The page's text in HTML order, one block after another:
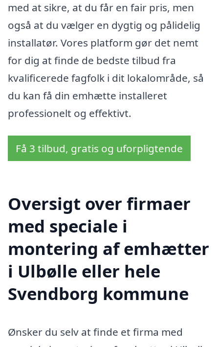
med at sikre, at du får en fair pris, men
også at du vælger en dygtig og pålidelig
installatør. Vores platform gør det nemt
for dig at finde de bedste tilbud fra
kvalificerede fagfolk i dit lokalområde, så
du kan få din emhætte installeret
professionelt og effektivt.
Få 3 tilbud, gratis og uforpligtende
Oversigt over firmaer
med speciale i
montering af emhætter
i Ulbølle eller hele
Svendborg kommune
Ønsker du selv at finde et firma med